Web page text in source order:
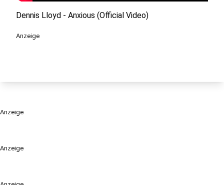
Anzeige
Dennis Lloyd - Anxious (Official Video)
Anzeige
Anzeige